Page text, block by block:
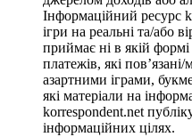
Інформаційний ресурс
ігри на реальні та/або
приймає ні в якій
платежів, які
азартними іграми,
які матеріали на
korrespondent.net
інформаційних цілях.